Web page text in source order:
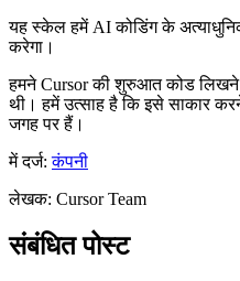
यह स्केल हमें AI कोडिंग के
करेगा।
हमने Cursor की शुरुआत कोड लिखने
थी। हमें उत्साह है कि इसे साकार
जगह पर हैं।
में दर्ज: कंपनी
लेखक: Cursor Team
संबंधित पोस्ट